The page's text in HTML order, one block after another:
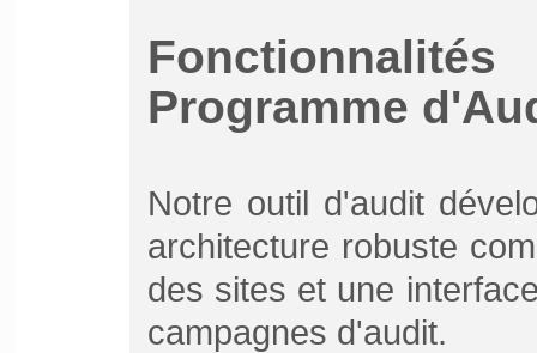
Programme
Notre outil d'audit
architecture robuste
des sites et une
campagnes d'audit.